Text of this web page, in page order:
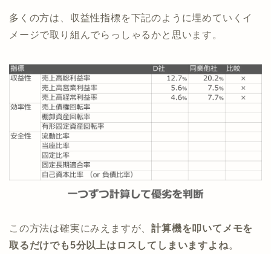
多くの方は、収益性指標を下記のように埋めていくイ
メージで取り組んでらっしゃるかと思います。
この方法は確実にみえますが、計算機を叩いてメモを
取るだけでも5分以上はロスしてしまいますよね。